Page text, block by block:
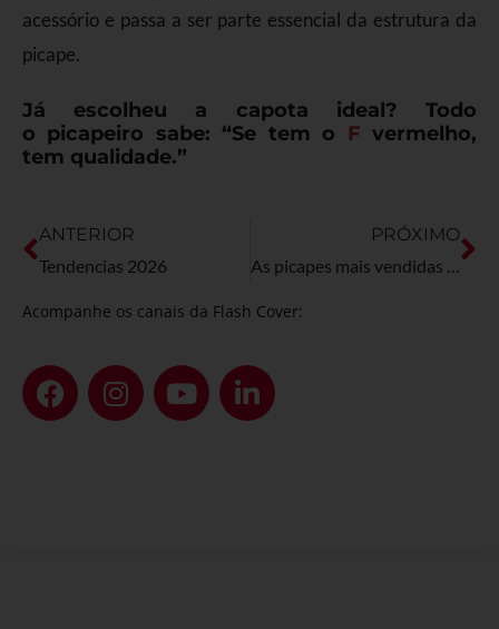
acessório e passa a ser parte essencial da estrutura da
picape.
Já escolheu a capota ideal? Todo
o picapeiro sabe: “Se tem o
F vermelho,
tem qualidade.”
ANTERIOR
Tendencias 2026
PRÓXIMO
As picapes mais vendidas no Brasil
Acompanhe os canais da Flash Cover: